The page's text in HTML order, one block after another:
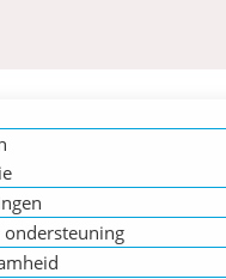
ondersteuning